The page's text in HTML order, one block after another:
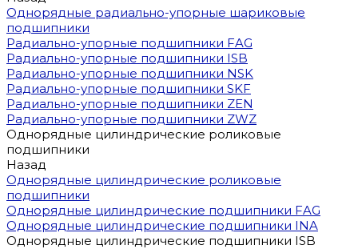
Однорядные радиально-упорные шариковые
подшипники
Радиально-упорные подшипники FAG
Радиально-упорные подшипники ISB
Радиально-упорные подшипники NSK
Радиально-упорные подшипники SKF
Радиально-упорные подшипники ZEN
Радиально-упорные подшипники ZWZ
Однорядные цилиндрические роликовые
подшипники
Назад
Однорядные цилиндрические роликовые
подшипники
Однорядные цилиндрические подшипники FAG
Однорядные цилиндрические подшипники INA
Однорядные цилиндрические подшипники ISB